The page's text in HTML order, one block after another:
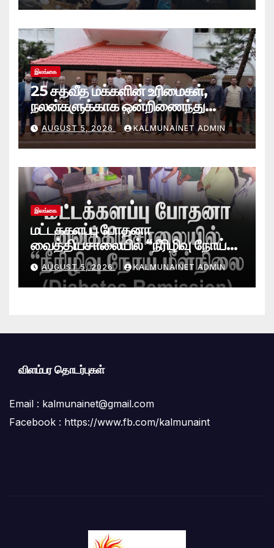
இலங்கை
25 சதவீத மக்களின் உரிமைகள்,
நலன்களுக்காக ஒன்றிணைந்து
செயற்படவே புதிய பேரவை; இந்திய
உயர்ஸ்தானிகரிடம் எடுத்துரைப்பு.!
AUGUST 5, 2026 KALMUNAINET ADMIN
இலங்கை
மட்டக்களப்பு போதனா
வைத்தியசாலையில் “நீரிழிவு நோய்
மீள்நிலை (Diabetes Remission)
கிளினிக்” வெற்றிகரமாக ஆரம்பம்
AUGUST 5, 2026 KALMUNAINET ADMIN
விளம்பர தொடர்புகள்
Email : kalmunainet@gmail.com
Facebook : https://www.fb.com/kalmunaint